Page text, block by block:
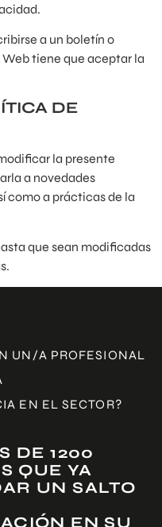
a un boletín o
tiene que aceptar la
DE
la presente
a novedades
como a prácticas de la
que sean modificadas
UN/A PROFESIONAL
EN EL SECTOR?
DE 1200
QUE YA
UN SALTO
EN SU